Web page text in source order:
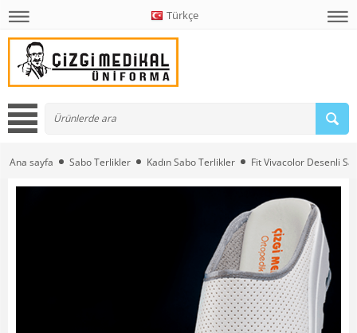
Türkçe
Ana sayfa Sabo Terlikler Kadın Sabo Terlikler Fit Vivacolor Desenli